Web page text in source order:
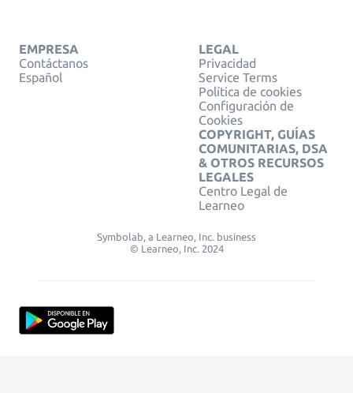
EMPRESA
Contáctanos
Español
LEGAL
Privacidad
Service Terms
Política de cookies
Configuración de
Cookies
COPYRIGHT, GUÍAS
COMUNITARIAS, DSA
& OTROS RECURSOS
LEGALES
Centro Legal de
Learneo
Symbolab, a Learneo, Inc. business
© Learneo, Inc. 2024